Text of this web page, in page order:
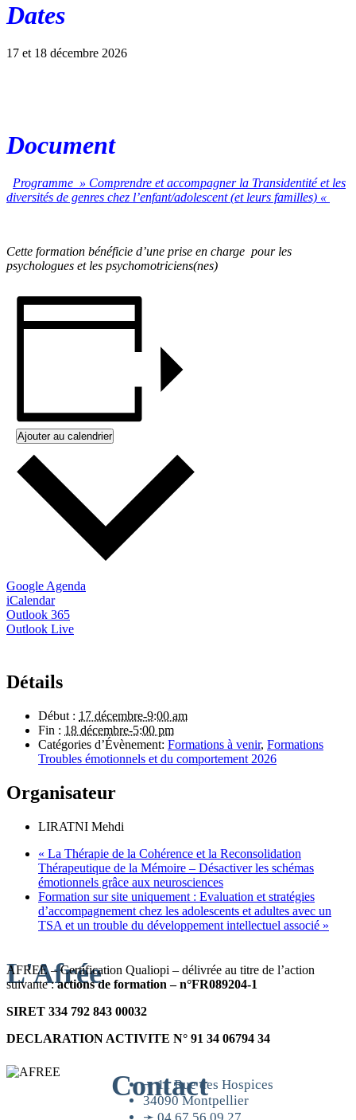
Dates
17 et 18 décembre 2026
Document
Programme » Comprendre et accompagner la Transidentité et les
diversités de genres chez l’enfant/adolescent (et leurs familles) «
Cette formation bénéficie d’une prise en charge pour les
psychologues et les psychomotriciens(nes)
Ajouter au calendrier
Google Agenda
iCalendar
Outlook 365
Outlook Live
Détails
Début : 17 décembre-9:00 am
Fin : 18 décembre-5:00 pm
Catégories d’Évènement: Formations à venir, Formations
Troubles émotionnels et du comportement 2026
Organisateur
LIRATNI Mehdi
« La Thérapie de la Cohérence et la Reconsolidation
Thérapeutique de la Mémoire – Désactiver les schémas
émotionnels grâce aux neurosciences
Formation sur site uniquement : Evaluation et stratégies
d’accompagnement chez les adolescents et adultes avec un
TSA et un trouble du développement intellectuel associé »
L'Afrée
AFREE – Certification Qualiopi – délivrée au titre de l’action
suivante :actions de formation – n°FR089204-1
SIRET 334 792 843 00032
DECLARATION ACTIVITE N° 91 34 06794 34
Contact
➛ 11 Rue des Hospices
34090 Montpellier